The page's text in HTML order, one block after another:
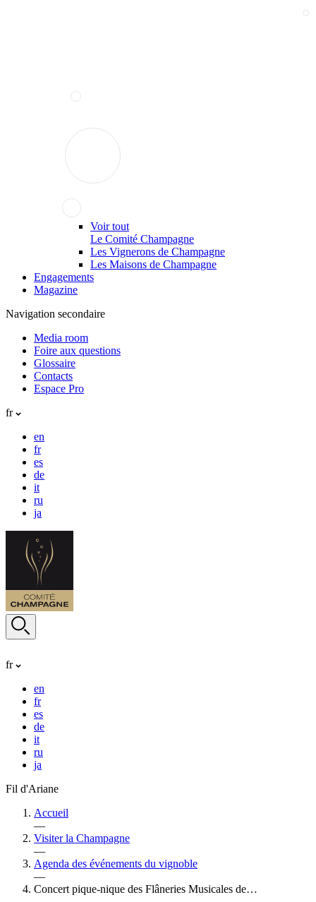
Voir tout
Le Comité Champagne
Les Vignerons de Champagne
Les Maisons de Champagne
Engagements
Magazine
Navigation secondaire
Media room
Foire aux questions
Glossaire
Contacts
Espace Pro
fr
en
fr
es
de
it
ru
ja
fr
en
fr
es
de
it
ru
ja
Fil d'Ariane
Accueil
—
Visiter la Champagne
—
Agenda des événements du vignoble
—
Concert pique-nique des Flâneries Musicales de…